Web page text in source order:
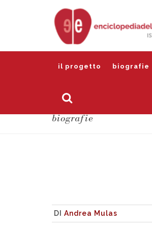
il progetto biografie
biografie
DI Andrea Mulas